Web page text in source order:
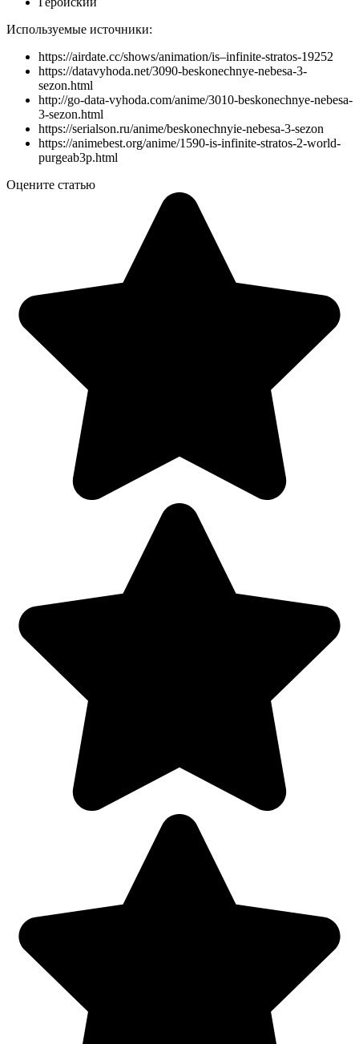
Используемые источники:
https://airdate.cc/shows/animation/is–infinite-stratos-19252
https://datavyhoda.net/3090-beskonechnye-nebesa-3-
sezon.html
http://go-data-vyhoda.com/anime/3010-beskonechnye-nebesa-
3-sezon.html
https://serialson.ru/anime/beskonechnyie-nebesa-3-sezon
https://animebest.org/anime/1590-is-infinite-stratos-2-world-
purgeab3p.html
Оцените статью